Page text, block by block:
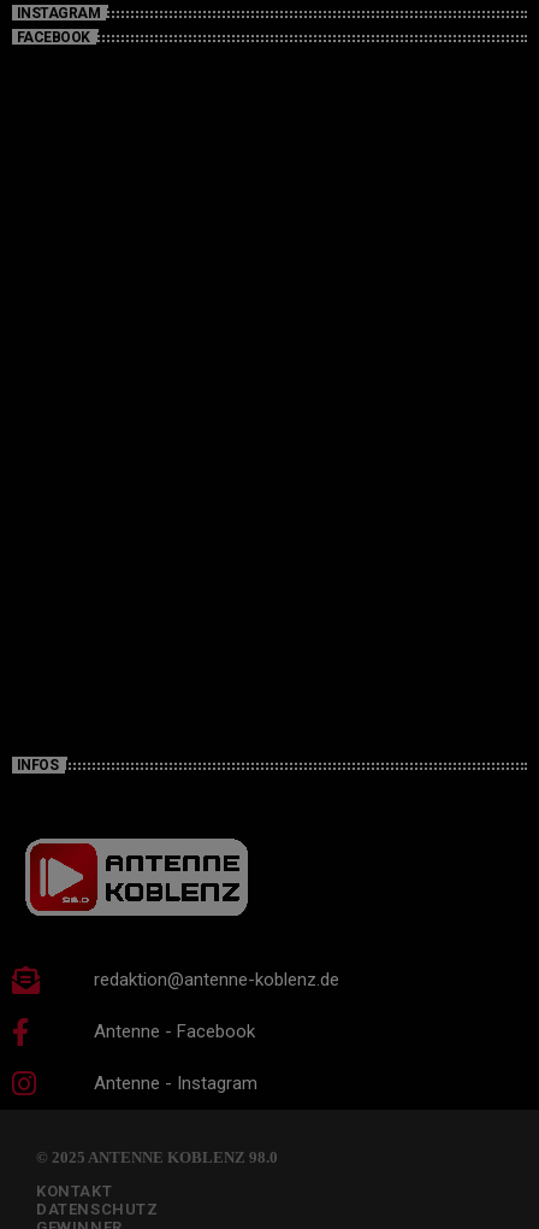
INSTAGRAM
FACEBOOK
INFOS
redaktion@antenne-koblenz.de
Antenne - Facebook
Antenne - Instagram
© 2025 ANTENNE KOBLENZ 98.0
KONTAKT
DATENSCHUTZ